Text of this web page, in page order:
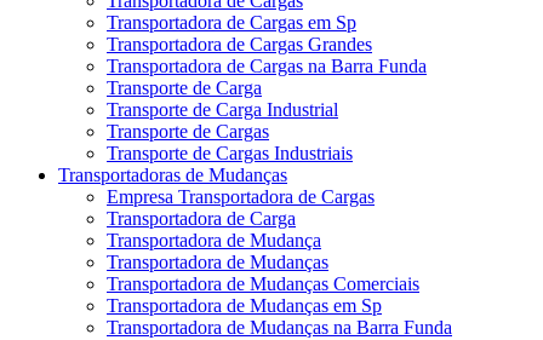
Transportadora de Cargas em Sp
Transportadora de Cargas Grandes
Transportadora de Cargas na Barra Funda
Transporte de Carga
Transporte de Carga Industrial
Transporte de Cargas
Transporte de Cargas Industriais
Transportadoras de Mudanças
Empresa Transportadora de Cargas
Transportadora de Carga
Transportadora de Mudança
Transportadora de Mudanças
Transportadora de Mudanças Comerciais
Transportadora de Mudanças em Sp
Transportadora de Mudanças na Barra Funda